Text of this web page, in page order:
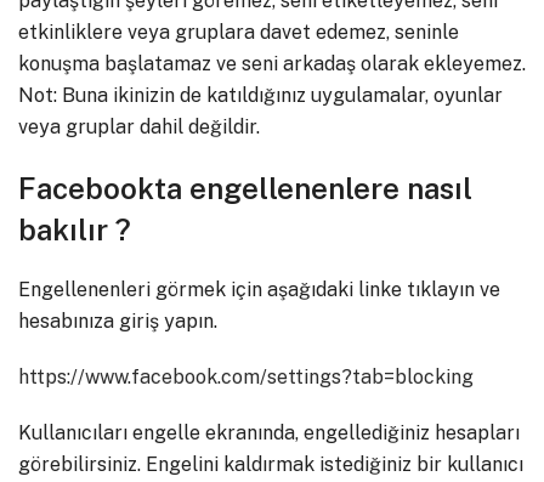
etkinliklere veya gruplara davet edemez, seninle
konuşma başlatamaz ve seni arkadaş olarak ekleyemez.
Not: Buna ikinizin de katıldığınız uygulamalar, oyunlar
veya gruplar dahil değildir.
Facebookta engellenenlere nasıl
bakılır ?
Engellenenleri görmek için aşağıdaki linke tıklayın ve
hesabınıza giriş yapın.
https://www.facebook.com/settings?tab=blocking
Kullanıcıları engelle ekranında, engellediğiniz hesapları
görebilirsiniz. Engelini kaldırmak istediğiniz bir kullanıcı